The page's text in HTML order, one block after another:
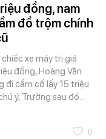
đồng, nam
đồ trộm chính
xe máy trị giá
đồng, Hoàng Văn
đi cầm cố lấy 15 triệu
ý, Trường sau đó…
0